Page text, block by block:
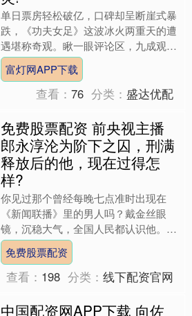
单日票房轻松破亿，口碑却呈断崖式暴
跌，《功夫女足》这波冰火两重天的遭
遇堪称奇观。瞅一眼评论区，九成观众
毫不留情拍下差评，字里行间写满嫌
弃。 老话说“好酒不怕巷子....
富灯网APP下载
查看：76 分类：盛达优配
免费股票配资 前央视主播
郎永淳沦为阶下之囚，刑满
释放后的他，现在过得怎
样?
你见过那个曾经每晚七点准时出现在
《新闻联播》里的男人吗？戴金丝眼
镜，沉稳大气，全国人民都认识他。可
如今，他坐在直播间里，耐心介绍着农
产品和白酒，语气平和得像隔壁....
免费股票配资
查看： 198 分类：线下配资官网
中国配资网APP下载 向佐